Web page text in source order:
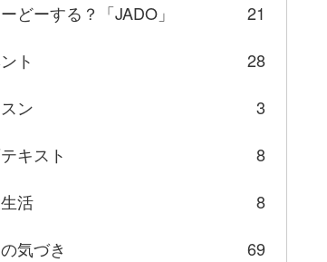
どーする？「JADO」
21
ト
28
ン
3
キスト
8
活
8
気づき
69